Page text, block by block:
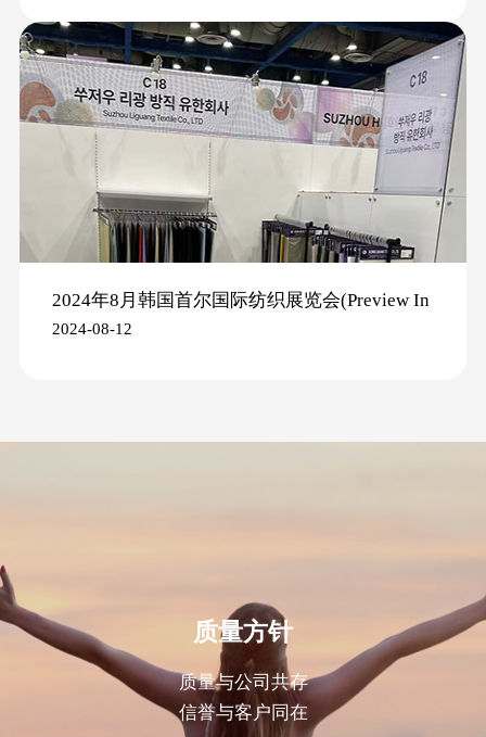
2024年8月韩国首尔国际纺织展览会(Preview In
SEOUL 2024)
2024-08-12